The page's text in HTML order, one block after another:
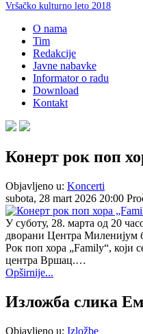
Vršačko kulturno leto 2018
O nama
Tim
Redakcije
Javne nabavke
Informator o radu
Download
Kontakt
Конерт рок поп
Objavljeno u: Koncerti
subota, 28 mart 2026 20:00
У суботу, 28. марта од 20
дворани Центра Миленијум
Рок поп хорa „Family“, који
центра Вршац.…
Opširnije...
Изложба слика
Objavljeno u: Izložbe